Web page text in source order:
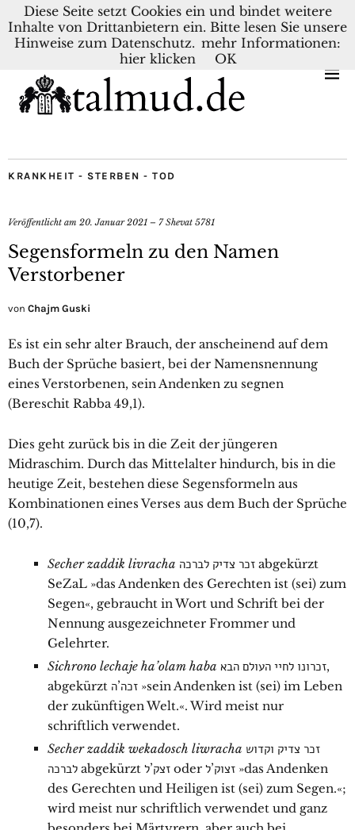
KONTAKT BLOG DEUTSCH NEDERLANDS
KRANKHEIT - STERBEN - TOD
Veröffentlicht am 20. Januar 2021 – 7 Shevat 5781
Segensformeln zu den Namen
Verstorbener
von Chajm Guski
Es ist ein sehr alter Brauch, der anscheinend auf dem
Buch der Sprüche basiert, bei der Namensnennung
eines Verstorbenen, sein Andenken zu segnen
(Bereschit Rabba 49,1).
Dies geht zurück bis in die Zeit der jüngeren
Midraschim. Durch das Mittelalter hindurch, bis in die
heutige Zeit, bestehen diese Segensformeln aus
Kombinationen eines Verses aus dem Buch der Sprüche
(10,7).
Secher zaddik livracha זכר צדיק לברכה abgekürzt
SeZaL »das Andenken des Gerechten ist (sei) zum
Segen«, gebraucht in Wort und Schrift bei der
Nennung ausgezeichneter Frommer und
Gelehrter.
Sichrono lechaje ha’olam haba זכרונו לחיי העולם הבא,
abgekürzt זכה’ה »sein Andenken ist (sei) im Leben
der zukünftigen Welt.«. Wird meist nur
schriftlich verwendet.
Secher zaddik wekadosch liwracha זכר צדיק וקדוש
לברכה abgekürzt זצק’ל oder זצוק’ל »das Andenken
des Gerechten und Heiligen ist (sei) zum Segen.«;
wird meist nur schriftlich verwendet und ganz
Diese Seite setzt Cookies ein und bindet weitere
Inhalte von Drittanbietern ein. Bitte lesen Sie unsere
Hinweise zum Datenschutz. mehr Informationen:
hier klicken
OK